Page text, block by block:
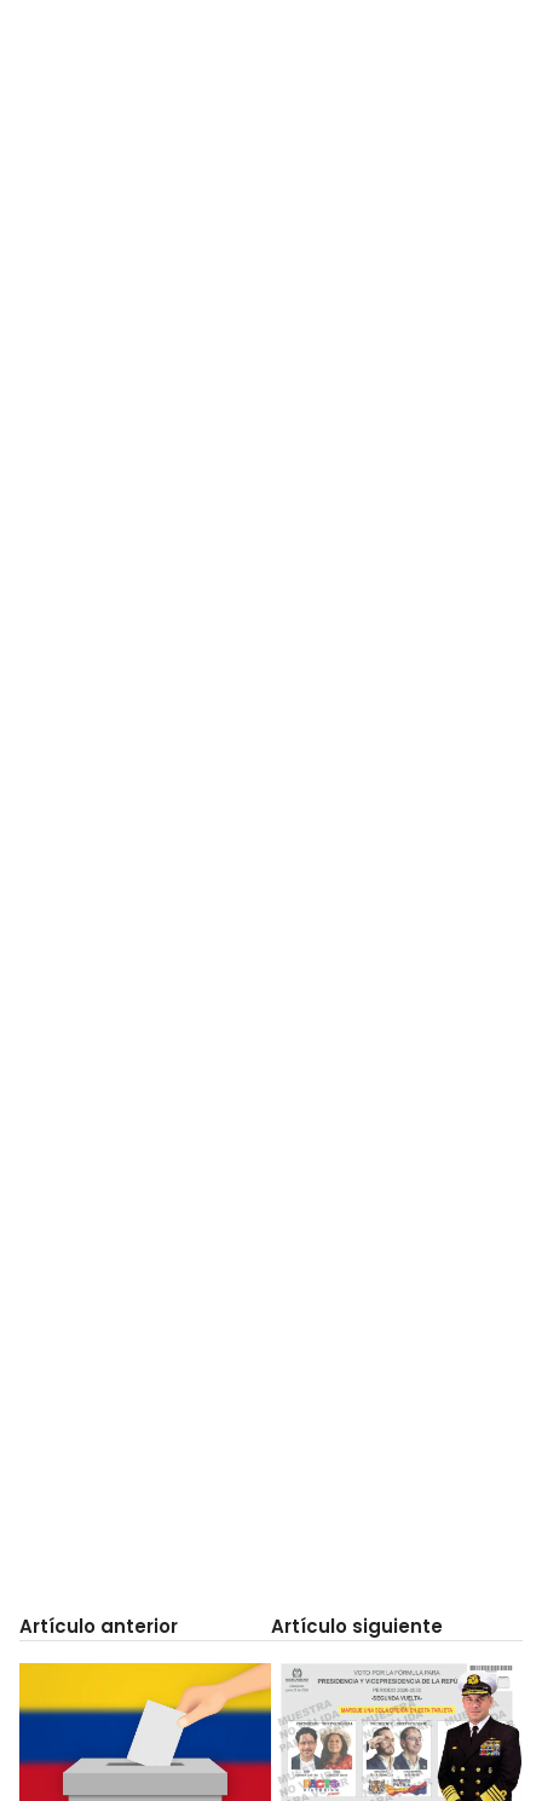
Artículo anterior Artículo siguiente